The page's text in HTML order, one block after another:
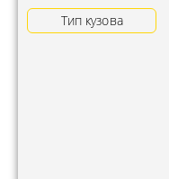
Тип кузова